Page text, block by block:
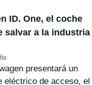
ID. One, el coche
salvar a la industria
presentará un
eléctrico de acceso, el